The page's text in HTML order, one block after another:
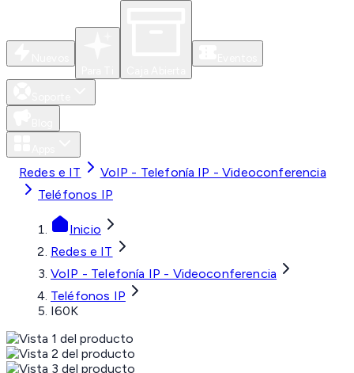
Redes e IT
VoIP - Telefonía IP - Videoconferencia
Teléfonos IP
Inicio
Redes e IT
VoIP - Telefonía IP - Videoconferencia
Teléfonos IP
I60K